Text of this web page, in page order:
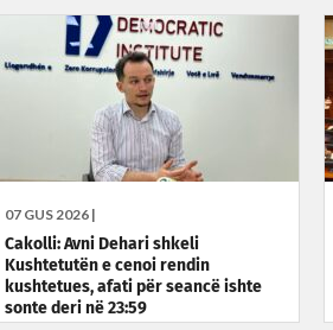
07 GUS 2026 |
Cakolli: Avni Dehari shkeli
Kushtetutën e cenoi rendin
kushtetues, afati për seancë ishte
sonte deri në 23:59